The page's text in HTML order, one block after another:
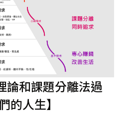
論和課題分離法過
的人生】